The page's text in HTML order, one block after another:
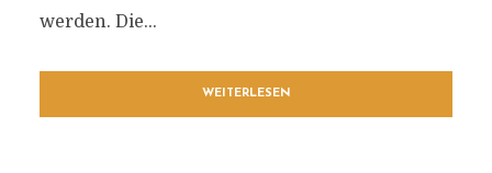
werden. Die...
WEITERLESEN